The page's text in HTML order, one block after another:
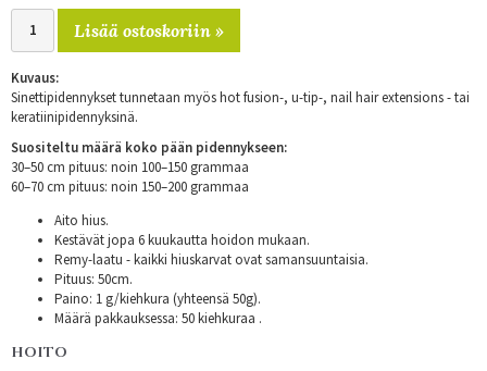
Lisää ostoskoriin »
Kuvaus:
Sinettipidennykset tunnetaan myös hot fusion-, u-tip-, nail hair extensions - tai
keratiinipidennyksinä.
Suositeltu määrä koko pään pidennykseen:
30–50 cm pituus: noin 100–150 grammaa
60–70 cm pituus: noin 150–200 grammaa
Aito hius.
Kestävät jopa 6 kuukautta hoidon mukaan.
Remy-laatu - kaikki hiuskarvat ovat samansuuntaisia.
Pituus: 50cm.
Paino: 1 g/kiehkura (yhteensä 50g).
Määrä pakkauksessa: 50 kiehkuraa .
HOITO